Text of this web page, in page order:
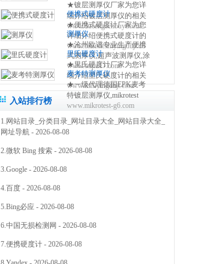
★镀层测厚仪厂家为您详
细介绍镀层测厚仪的相关
知识,包括镀层测厚仪原理,
使用方法,使用注意事项,维
修保养等,使您更好的了解
和使用镀层测试仪 0317-
3038768
www.ducengcehouyi.com
便携式硬度计
★便携式硬度计厂家为您
详细介绍便携式硬度计的
相关知识,包括便携式硬度
计原理,使用方法,使用注意
事项,维修保养等,使您更好
的了解和使用便携式硬度
仪方法 0317-3038768
www.bianxieshiyingduji.com
测厚仪
★沧州欧谱专业生产便携
式测厚仪,超声波测厚仪,涂
镀层测厚仪,里氏硬度计,超
声波探伤仪,测厚仪价格,粗
糙度仪,电火花检测仪,附着
力测试仪,免费保修三年
0317-3038768
www.oupu17.com
里氏硬度计
★里氏硬度计厂家为您详
细介绍里氏硬度计的相关
知识,包括里氏硬度计原理,
使用方法,使用注意事项,维
修保养等,使您更好的了解
和使用里氏硬度测量仪
0317-3038768
www.lishiyingduji.com
麦考特测厚仪
★一级代理德国EPK麦考
特镀层测厚仪,mikrotest
g6,f6等多种型号的测厚
仪,NIFE50电镀镍测厚仪,
机械式锌层测厚仪,指针型
www.mikrotest-g6.com
入站排行榜
1. 网站目录_分类目录_网址目录大全_网站目录大全_
网址导航 - 2026-08-08
2.微软 Bing 搜索 - 2026-08-08
3.Google - 2026-08-08
4.百度 - 2026-08-08
5.Bing必应 - 2026-08-08
6.中国无损检测网 - 2026-08-08
7.便携硬度计 - 2026-08-08